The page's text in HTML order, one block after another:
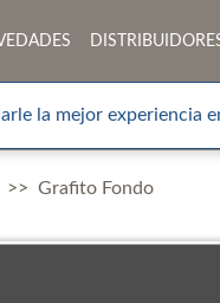
la mejor
Grafito Fondo